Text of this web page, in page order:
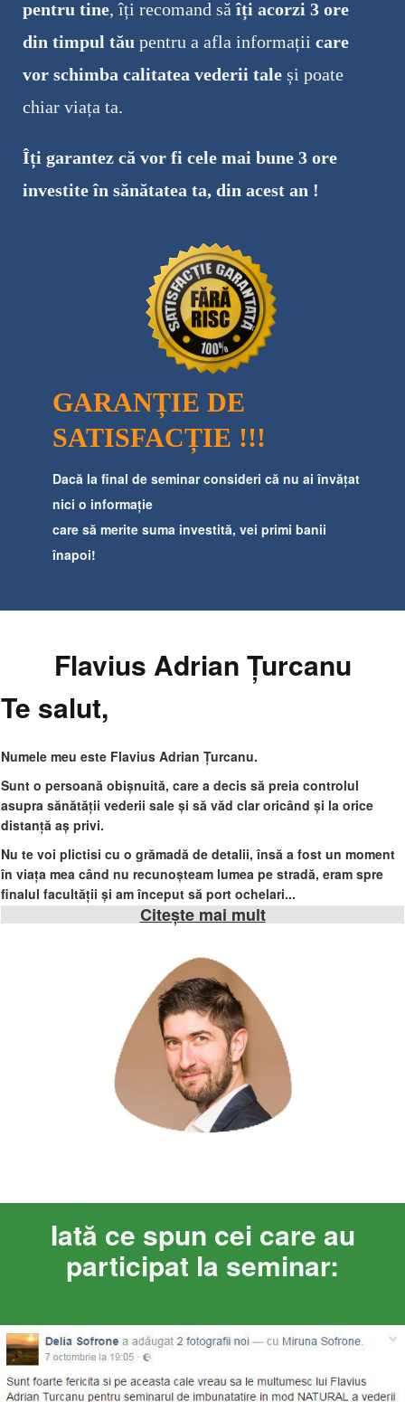
pentru tine, îți recomand săîți acorzi 3 ore
din timpul tău pentru a afla informații care
vor schimba calitatea vederii tale și poate
chiar viața ta .
Îți garantez că vor fi cele mai bune 3 ore
investite în sănătatea ta, din acest an !
GARANȚIE DE
SATISFACȚIE !!!
​Dacă la final de seminar consideri că nu ai învățat
nici o informație
care să merite suma investită, vei primi banii
înapoi!
Flavius Adrian Țurcanu
Te salut,
Numele meu este Flavius Adrian Țurcanu.
Sunt o persoană obișnuită, care a decis să preia controlul
asupra sănătății vederii sale și să văd clar oricând și la orice
distanță aș privi.
Nu te voi plictisi cu o grămadă de detalii, însă a fost un moment
în viața mea când nu recunoșteam lumea pe stradă, eram spre
finalul facultății și am început să port ochelari...
Citește mai mult
Iată ce spun cei care au
participat la seminar: